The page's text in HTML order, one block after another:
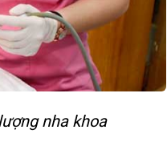
nha khoa